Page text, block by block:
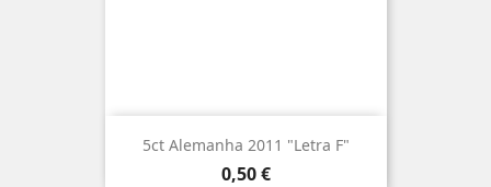
5ct Alemanha 2011 "Letra F"
Preço
0,50 €